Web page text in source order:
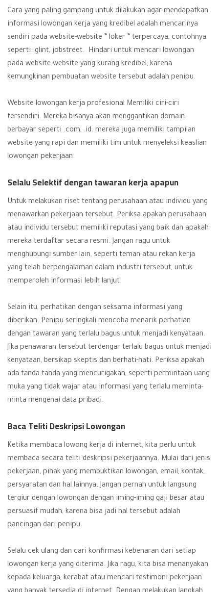
Cara yang paling gampang untuk dilakukan agar mendapatkan
informasi lowongan kerja yang kredibel adalah mencarinya
sendiri pada website-website ” loker ” terpercaya, contohnya
seperti: glint, jobstreet. Hindari untuk mencari lowongan
pada website-website yang kurang kredibel, karena
kemungkinan pembuatan website tersebut adalah penipu.
Website lowongan kerja profesional Memiliki ciri-ciri
tersendiri. Mereka bisanya akan menggantikan domain
berbayar seperti .com, .id. mereka juga memiliki tampilan
website yang rapi dan memiliki tim untuk menyeleksi keaslian
lowongan pekerjaan.
Selalu Selektif dengan tawaran kerja apapun
Untuk melakukan riset tentang perusahaan atau individu yang
menawarkan pekerjaan tersebut. Periksa apakah perusahaan
atau individu tersebut memiliki reputasi yang baik dan apakah
mereka terdaftar secara resmi. Jangan ragu untuk
menghubungi sumber lain, seperti teman atau rekan kerja
yang telah berpengalaman dalam industri tersebut, untuk
memperoleh informasi lebih lanjut.
Selain itu, perhatikan dengan seksama informasi yang
diberikan. Penipu seringkali mencoba menarik perhatian
dengan tawaran yang terlalu bagus untuk menjadi kenyataan.
Jika penawaran tersebut terdengar terlalu bagus untuk menjadi
kenyataan, bersikap skeptis dan berhati-hati. Periksa apakah
ada tanda-tanda yang mencurigakan, seperti permintaan uang
muka yang tidak wajar atau informasi yang terlalu meminta-
minta mengenai data pribadi.
Baca Teliti Deskripsi Lowongan
Ketika membaca lowong kerja di internet, kita perlu untuk
membaca secara teliti deskripsi pekerjaannya. Mulai dari jenis
pekerjaan, pihak yang membuktikan lowongan, email, kontak,
persyaratan dan hal lainnya. Jangan pernah untuk langsung
tergiur dengan lowongan dengan iming-iming gaji besar atau
persuasif mudah, karena bisa jadi hal tersebut adalah
pancingan dari penipu.
Selalu cek ulang dan cari konfirmasi kebenaran dari setiap
lowongan kerja yang diterima. Jika ragu, kita bisa menanyakan
kepada keluarga, kerabat atau mencari testimoni pekerjaan